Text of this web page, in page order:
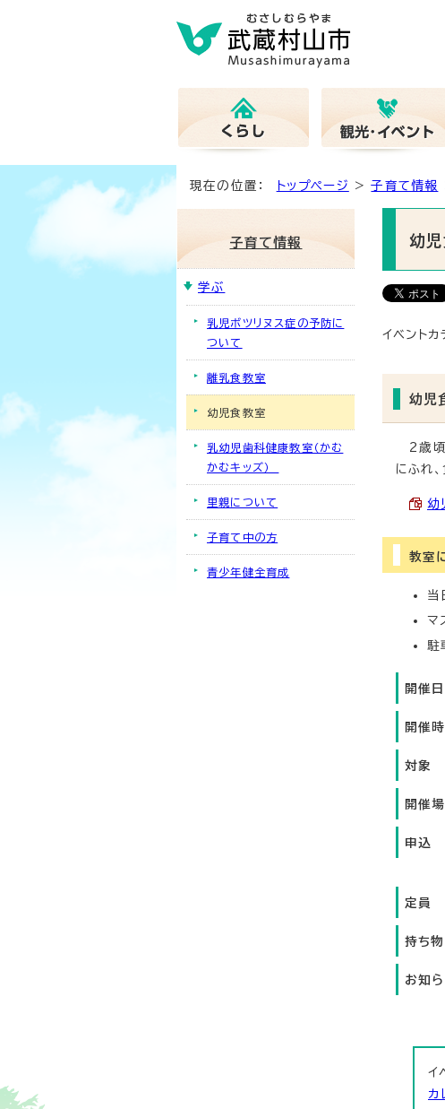
現在の位置： トップページ >子育て情報
幼
イベントカ
幼児
2歳頃
にふれ
幼
教室
当
マ
駐
開催日
開催
対象
開催
申込
定員
持ち物
お知
イ
カ
子育て情報
学ぶ
乳児ボツリヌス症の予防に
ついて
離乳食教室
幼児食教室
乳幼児歯科健康教室（かむ
かむキッズ）
里親について
子育て中の方
青少年健全育成